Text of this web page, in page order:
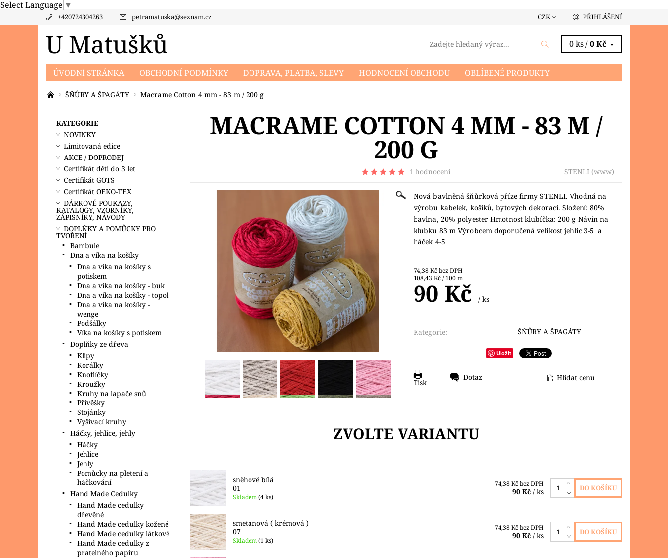
Select Language ▼
+420724304263 petramatuska@seznam.cz CZK PŘIHLÁŠENÍ
U Matušků 0 ks /0 Kč
ÚVODNÍ STRÁNKA OBCHODNÍ PODMÍNKY DOPRAVA, PLATBA, SLEVY HODNOCENÍ OBCHODU
OBLÍBENÉ PRODUKTY
PRODÁVANÉ ZNAČKY
KONTAKTY PODMÍNKY OCHRANY OSOBNÍCH ÚDAJŮ
ŠŇŮRY A ŠPAGÁTY Macrame Cotton 4 mm - 83 m / 200 g
MACRAME COTTON 4 MM - 83 M /
200 G
1 hodnocení STENLI (www)
Nová bavlněná šňůrková příze firmy STENLI. Vhodná na
výrobu kabelek, košíků, bytových dekorací. Složení: 80%
bavlna, 20% polyester Hmotnost klubíčka: 200 g Návin na
klubku 83 m Výrobcem doporučená velikost jehlic 3-5 a
háček 4-5
74,38 Kč bez DPH
108,43 Kč / 100 m
90 Kč / ks
Kategorie: ŠŇŮRY A ŠPAGÁTY
Uložit
Tisk
Dotaz Hlídat cenu
ZVOLTE VARIANTU
sněhově bílá
01
Skladem(4 ks)
74,38 Kč bez DPH
90 Kč / ks
smetanová ( krémová )
07
Skladem(1 ks)
74,38 Kč bez DPH
90 Kč / ks
KATEGORIE
NOVINKY
Limitovaná edice
AKCE / DOPRODEJ
Certifikát děti do 3 let
Certifikát GOTS
Certifikát OEKO-TEX
DÁRKOVÉ POUKAZY,
KATALOGY, VZORNÍKY,
ZÁPISNÍKY, NÁVODY
DOPLŇKY A POMŮCKY PRO
TVOŘENÍ
Bambule
Dna a víka na košíky
Dna a víka na košíky s
potiskem
Dna a víka na košíky - buk
Dna a víka na košíky - topol
Dna a víka na košíky -
wenge
Podšálky
Víka na košíky s potiskem
Doplňky ze dřeva
Klipy
Korálky
Knoflíčky
Kroužky
Kruhy na lapače snů
Přívěšky
Stojánky
Vyšívací kruhy
Háčky, jehlice, jehly
Háčky
Jehlice
Jehly
Pomůcky na pletení a
háčkování
Hand Made Cedulky
Hand Made cedulky
dřevěné
Hand Made cedulky kožené
Hand Made cedulky látkové
Hand Made cedulky z
pratelného papíru